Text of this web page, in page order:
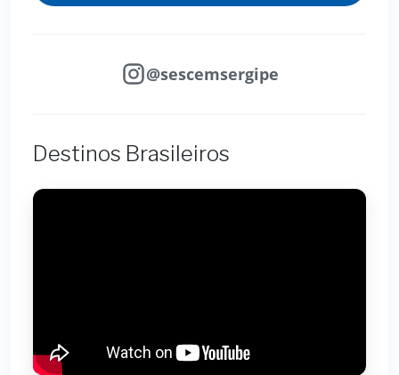
@sescemsergipe
Destinos Brasileiros